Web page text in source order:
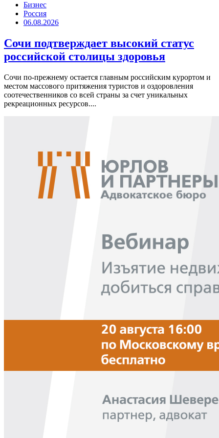
Бизнес
Россия
06.08.2026
Сочи подтверждает высокий статус
российской столицы здоровья
Сочи по-прежнему остается главным российским курортом и
местом массового притяжения туристов и оздоровления
соотечественников со всей страны за счет уникальных
рекреационных ресурсов....